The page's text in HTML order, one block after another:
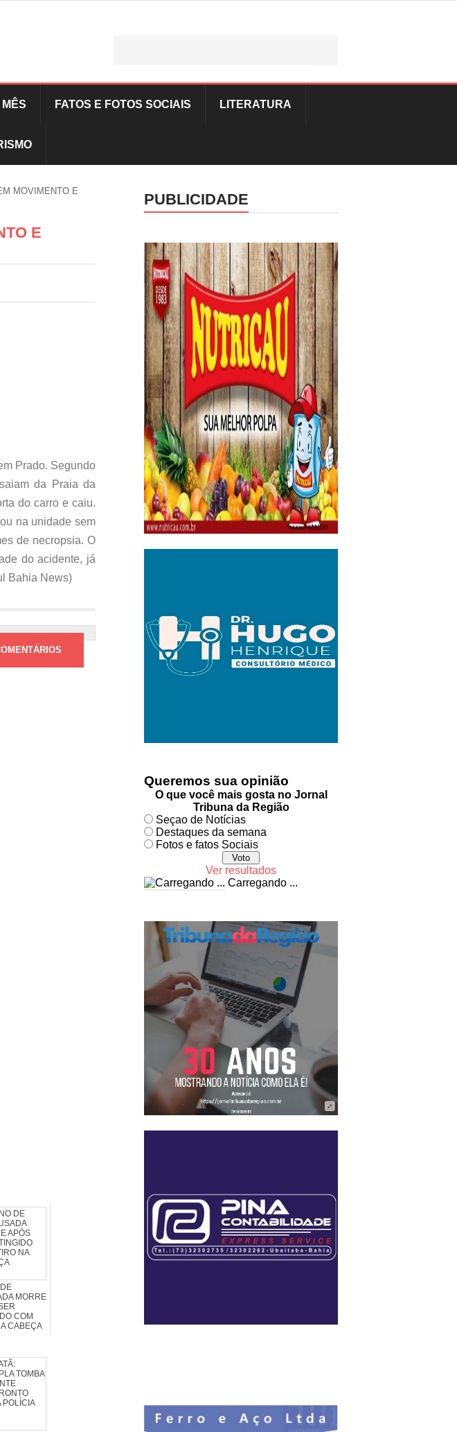
FATOS E FOTOS SOCIAIS LITERATURA
MOVIMENTO E
E
Prado. Segundo
da Praia da
do carro e caiu.
na unidade sem
de necropsia. O
do acidente, já
Bahia News)
MORRE
COM
CABEÇA
PUBLICIDADE
Queremos sua opinião
O que você mais gosta no Jornal
Tribuna da Região
Seçao de Notícias
Destaques da semana
Fotos e fatos Sociais
Ver resultados
Carregando ...